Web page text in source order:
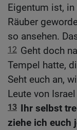
Eigentum ist,
Räuber
so ansehen.
12 Geht doch
Tempel hatte,
Seht euch an,
Leute von
13 Ihr selbst
ziehe ich euch